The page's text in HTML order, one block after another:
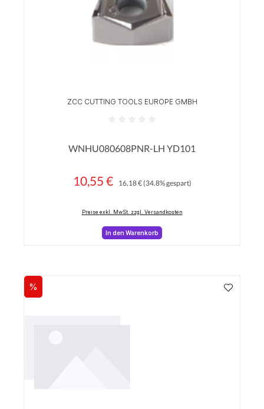
ZCC CUTTING TOOLS EUROPE GMBH
WNHU080608PNR-LH YD101
Verkaufspreis:
10,55 € 16,18 €(34.8% gespart)
Preise exkl. MwSt. zzgl. Versandkosten
In den Warenkorb
Rabatt
%